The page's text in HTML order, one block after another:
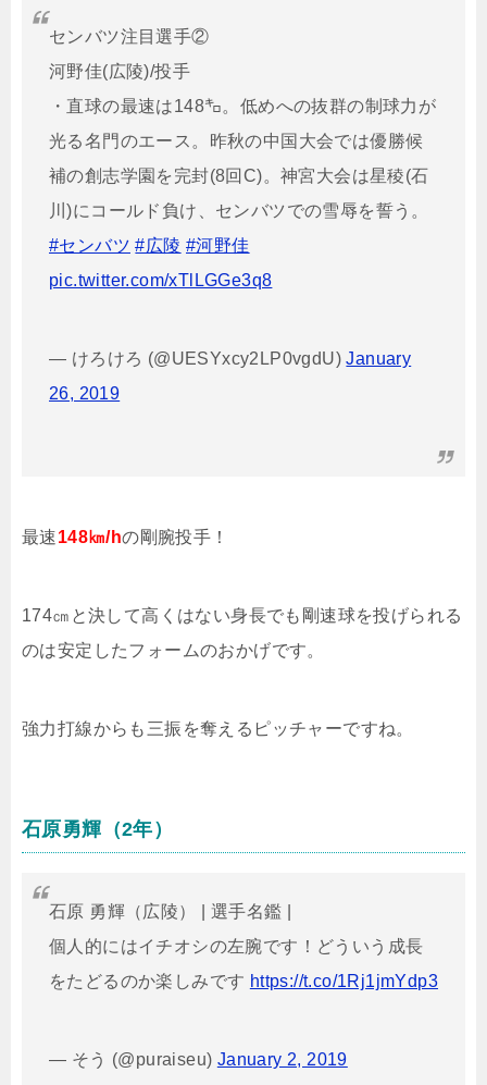
センバツ注目選手②
河野佳(広陵)/投手
・直球の最速は148㌔。低めへの抜群の制球力が
光る名門のエース。昨秋の中国大会では優勝候
補の創志学園を完封(8回C)。神宮大会は星稜(石
川)にコールド負け、センバツでの雪辱を誓う。
#センバツ #広陵 #河野佳
pic.twitter.com/xTlLGGe3q8
— けろけろ (@UESYxcy2LP0vgdU)January
26, 2019
最速148㎞/hの剛腕投手！
174㎝と決して高くはない身長でも剛速球を投げられる
のは安定したフォームのおかげです。
強力打線からも三振を奪えるピッチャーですね。
石原勇輝（2年）
石原 勇輝（広陵） | 選手名鑑 |
個人的にはイチオシの左腕です！どういう成長
をたどるのか楽しみです https://t.co/1Rj1jmYdp3
— そう (@puraiseu) January 2, 2019